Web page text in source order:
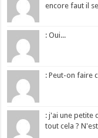
encore faut il
: Oui...
: Peut-on faire
: j'ai une petite
tout cela ?